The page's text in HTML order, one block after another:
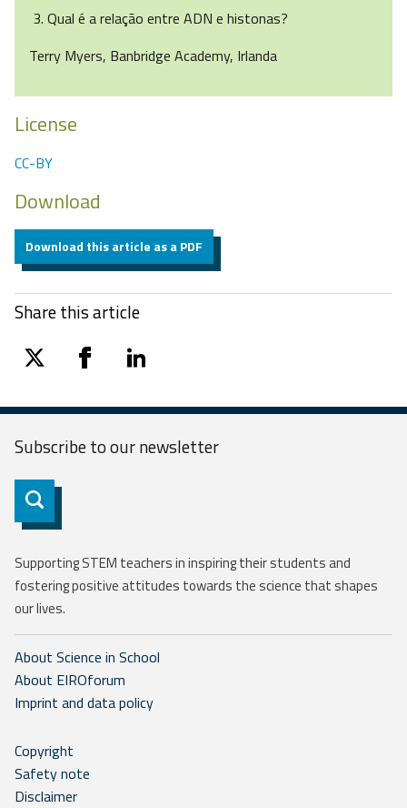
Qual é a relação entre ADN e histonas?
Terry Myers, Banbridge Academy, Irlanda
License
CC-BY
Download
Download this article as a PDF
Share this article
twitter facebooklinkedin
Subscribe to ournewsletter
Subscribe
Supporting STEM teachers in inspiring their students and
fostering positive attitudes towards the science that shapes
our lives.
About Science in School
About EIROforum
Imprint and data policy
Copyright
Safety note
Disclaimer